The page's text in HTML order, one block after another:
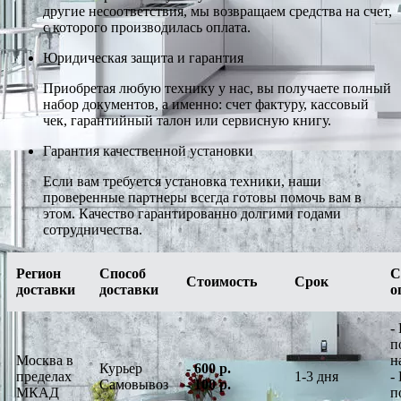
другие несоответствия, мы возвращаем средства на счет,
с которого производилась оплата.
Юридическая защита и гарантия
Приобретая любую технику у нас, вы получаете полный
набор документов, а именно: счет фактуру, кассовый
чек, гарантийный талон или сервисную книгу.
Гарантия качественной установки
Если вам требуется установка техники, наши
проверенные партнеры всегда готовы помочь вам в
этом. Качество гарантированно долгими годами
сотрудничества.
Регион
доставки
Способ
доставки
Стоимость Срок
Москва в
пределах
МКАД
Курьер
Самовывоз
-600 р.
-100 р.
1-3 дня
-
-